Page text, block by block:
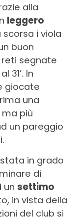
alla
leggero
i viola
buon
reti segnate
31’. In
giocate
una
più
un pareggio
in grado
di
un settimo
in vista della
del club si